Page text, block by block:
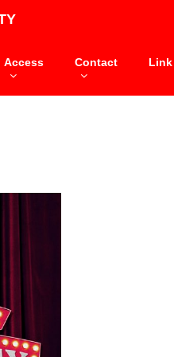
Access Contact Link